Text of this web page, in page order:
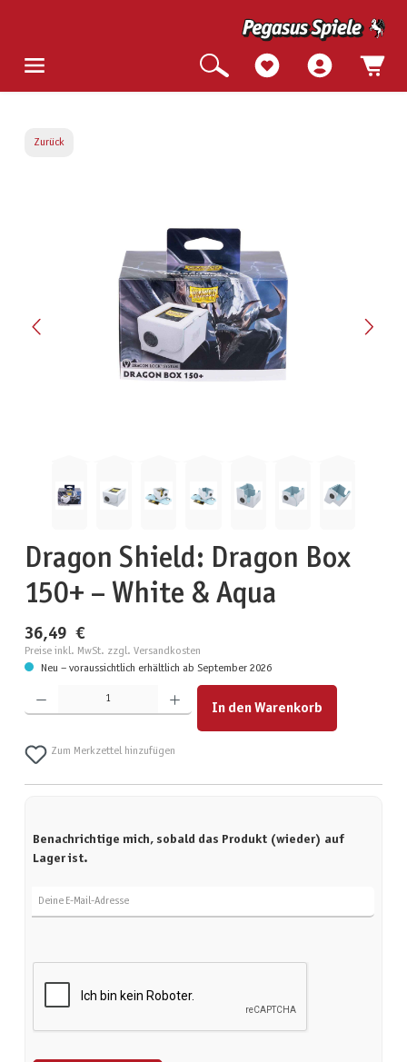
Zurück
Dragon Shield: Dragon Box
150+ – White & Aqua
36,49 €
Preise inkl. MwSt. zzgl. Versandkosten
Neu – voraussichtlich erhältlich ab September 2026
Produkt Anzahl: Gib den gewünschten Wert ein oder benutze die Schaltflächen um die Anzahl zu
In den Warenkorb
Zum Merkzettel hinzufügen
Benachrichtige mich, sobald das Produkt (wieder) auf
Lager ist.